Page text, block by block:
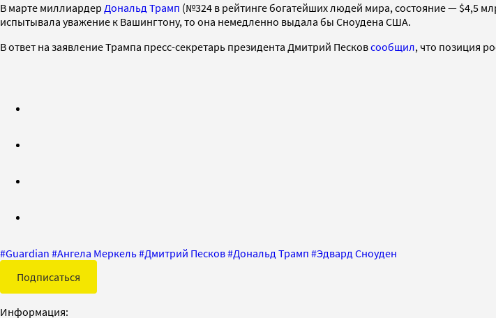
В марте миллиардер Дональд Трамп (№324 в рейтинге богатейших людей мира, состояние — $4,5
испытывала уважение к Вашингтону, то она немедленно выдала бы Сноудена США.
В ответ на заявление Трампа пресс-секретарь президента Дмитрий Песковсообщил, что позиция
#Guardian #Ангела Меркель#Дмитрий Песков#Дональд Трамп #Эдвард Сноуден
Подписаться
Информация: